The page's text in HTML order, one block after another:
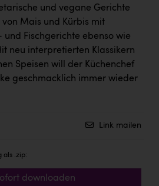
und vegane Gerichte
Mais und Kürbis mit
Fischgerichte ebenso wie
neu interpretierten Klassikern
Speisen will der Küchenchef
geschmacklich immer wieder
Link mailen
als .zip:
downloaden